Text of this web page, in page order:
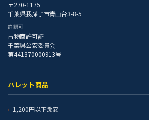
〒270-1175
千葉県我孫子市青山台3-8-5
許認可
古物商許可証
千葉県公安委員会
第441370000913号
パレット商品
1,200円以下激安